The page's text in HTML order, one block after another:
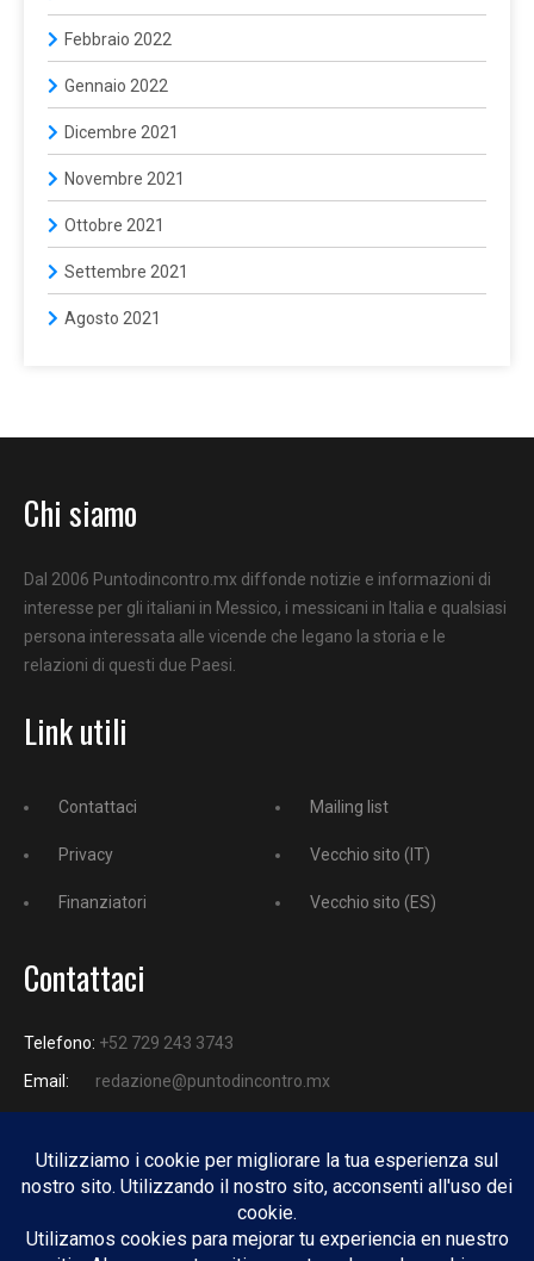
Febbraio 2022
Gennaio 2022
Dicembre 2021
Novembre 2021
Ottobre 2021
Settembre 2021
Agosto 2021
Chi siamo
Dal 2006 Puntodincontro.mx diffonde notizie e informazioni di
interesse per gli italiani in Messico, i messicani in Italia e qualsiasi
persona interessata alle vicende che legano la storia e le
relazioni di questi due Paesi.
Link utili
Contattaci
Privacy
Finanziatori
Mailing list
Vecchio sito (IT)
Vecchio sito (ES)
Contattaci
Telefono: +52 729 243 3743
Email:
redazione@puntodincontro.mx
PUNTODINCONTRO